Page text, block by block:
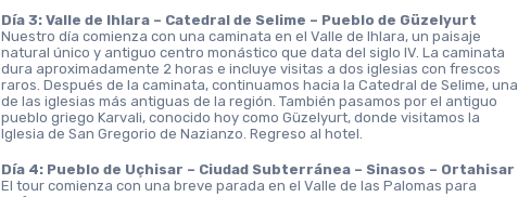
Día 3: Valle de Ihlara – Catedral de Selime – Pueblo de Güzelyurt
Nuestro día comienza con una caminata en el Valle de Ihlara, un paisaje
natural único y antiguo centro monástico que data del siglo IV. La caminata
dura aproximadamente 2 horas e incluye visitas a dos iglesias con frescos
raros. Después de la caminata, continuamos hacia la Catedral de Selime, una
de las iglesias más antiguas de la región. También pasamos por el antiguo
pueblo griego Karvali, conocido hoy como Güzelyurt, donde visitamos la
Iglesia de San Gregorio de Nazianzo. Regreso al hotel.
Día 4: Pueblo de Uçhisar – Ciudad Subterránea – Sinasos – Ortahisar
El tour comienza con una breve parada en el Valle de las Palomas para